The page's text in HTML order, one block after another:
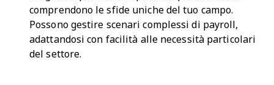
comprendono le sfide uniche del tuo campo.
Possono gestire scenari complessi di payroll,
adattandosi con facilità alle necessità particolari
del settore.